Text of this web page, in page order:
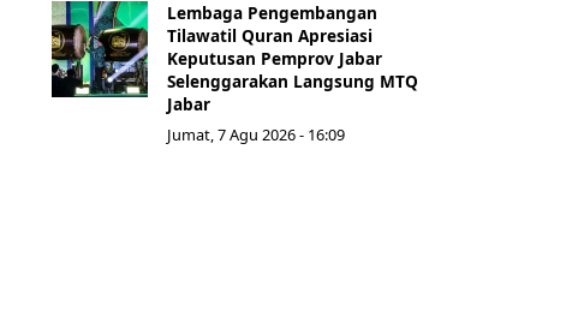
Lembaga Pengembangan
Tilawatil Quran Apresiasi
Keputusan Pemprov Jabar
Selenggarakan Langsung MTQ
Jabar
Jumat, 7 Agu 2026 - 16:09